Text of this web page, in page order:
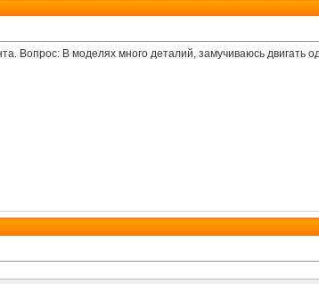
Вопрос: В моделях много деталий, замучиваюсь двигать